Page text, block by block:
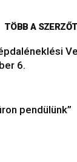
TÖBB A
6.
pendülünk”